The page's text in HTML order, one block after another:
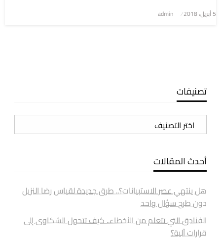
نُشر
5 أبريل، 2018 admin
تصنيفات
تصنيفات
أحدث المقالات
هل ينتهي عصر الاستبيانات؟.. طرق جديدة لقياس رضا النزيل
دون طرح سؤال واحد
الفنادق التي تتعلم من الأخطاء.. كيف تتحول الشكاوى إلى
قرارات آلية؟